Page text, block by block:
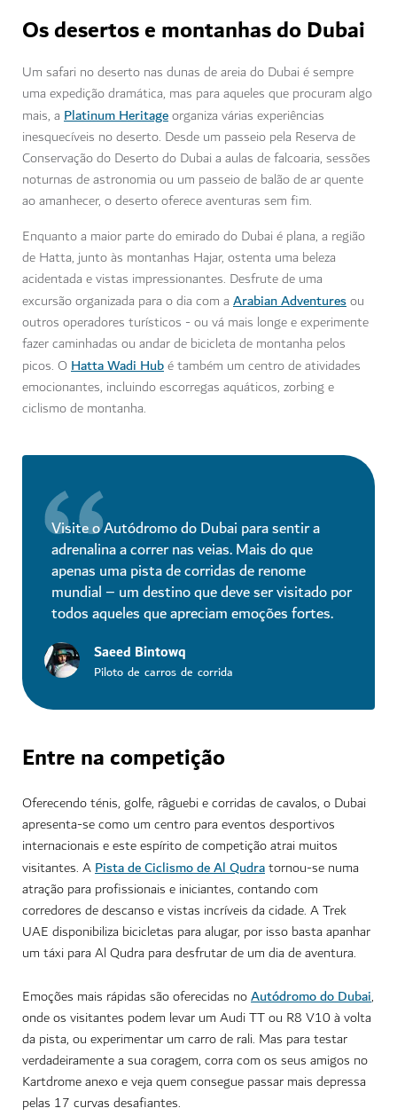
Os desertos e montanhas do Dubai
Um safari no deserto nas dunas de areia do Dubai é sempre
uma expedição dramática, mas para aqueles que procuram algo
mais, a Platinum Heritageorganiza várias experiências
inesquecíveis no deserto. Desde um passeio pela Reserva de
Conservação do Deserto do Dubai a aulas de falcoaria, sessões
noturnas de astronomia ou um passeio de balão de ar quente
ao amanhecer, o deserto oferece aventuras sem fim.
Enquanto a maior parte do emirado do Dubai é plana, a região
de Hatta, junto às montanhas Hajar, ostenta uma beleza
acidentada e vistas impressionantes. Desfrute de uma
excursão organizada para o dia com a Arabian Adventuresou
outros operadores turísticos - ou vá mais longe e experimente
fazer caminhadas ou andar de bicicleta de montanha pelos
picos. OHatta Wadi Hubé também um centro de atividades
emocionantes, incluindo escorregas aquáticos, zorbing e
ciclismo de montanha.
Visite o Autódromo do Dubai para sentir a
adrenalina a correr nas veias. Mais do que
apenas uma pista de corridas de renome
mundial – um destino que deve ser visitado por
todos aqueles que apreciam emoções fortes.
Saeed Bintowq
Piloto de carros de corrida
Entre na competição
Oferecendo ténis, golfe, râguebi e corridas de cavalos, o Dubai
apresenta-se como um centro para eventos desportivos
internacionais e este espírito de competição atrai muitos
visitantes. APista de Ciclismo de Al Qudratornou-se numa
atração para profissionais e iniciantes, contando com
corredores de descanso e vistas incríveis da cidade. A Trek
UAE disponibiliza bicicletas para alugar, por isso basta apanhar
um táxi para Al Qudra para desfrutar de um dia de aventura.
Emoções mais rápidas são oferecidas noAutódromo do Dubai,
onde os visitantes podem levar um Audi TT ou R8 V10 à volta
da pista, ou experimentar um carro de rali. Mas para testar
verdadeiramente a sua coragem, corra com os seus amigos no
Kartdrome anexo e veja quem consegue passar mais depressa
pelas 17 curvas desafiantes.